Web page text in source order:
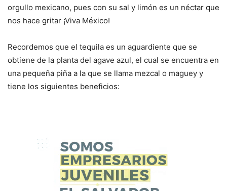
orgullo mexicano, pues con su sal y limón es un néctar que
nos hace gritar ¡Viva México!
Recordemos que el tequila es un aguardiente que se
obtiene de la planta del agave azul, el cual se encuentra en
una pequeña piña a la que se llama mezcal o maguey y
tiene los siguientes beneficios: